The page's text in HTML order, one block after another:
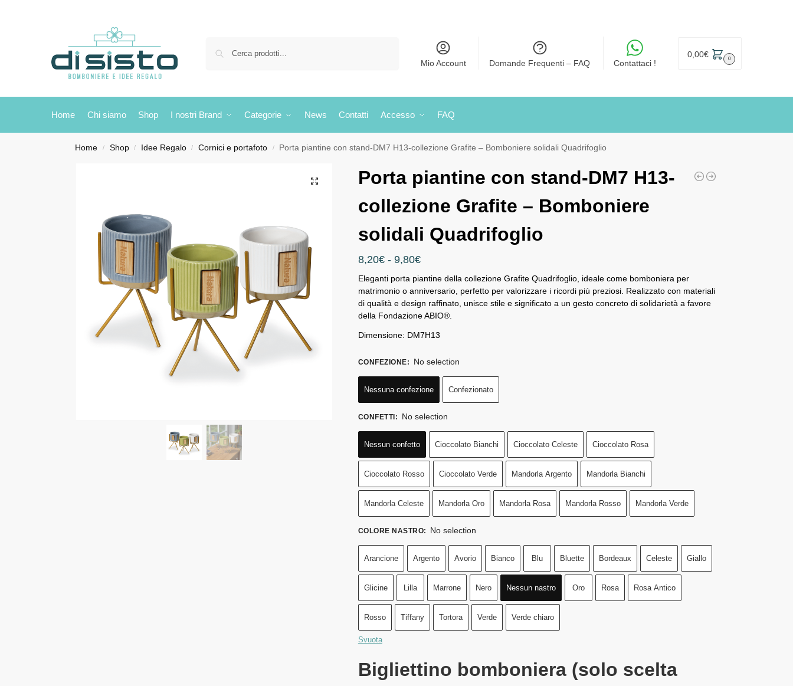
Mio Account Domande Frequenti – FAQ Contattaci !
0,00€ 0
Home Chi siamo Shop I nostri Brand Categorie News Contatti Accesso FAQ
Home / Shop / Idee Regalo / Cornici e portafoto / Porta piantine con stand-DM7 H13-collezione Grafite – Bomboniere solidali Quadrifoglio
Porta piantine con stand-DM7 H13-
collezione Grafite – Bomboniere
solidali Quadrifoglio
8,20€ - 9,80€
Eleganti porta piantine della collezione Grafite Quadrifoglio, ideale come bomboniera per
matrimonio o anniversario, perfetto per valorizzare i ricordi più preziosi. Realizzato con materiali
di qualità e design raffinato, unisce stile e significato a un gesto concreto di solidarietà a favore
della Fondazione ABIO®.
Dimensione: DM7H13
CONFEZIONE: No selection
Nessuna confezione Confezionato
CONFETTI: No selection
Nessun confetto Cioccolato Bianchi Cioccolato Celeste Cioccolato Rosa
Cioccolato Rosso Cioccolato Verde Mandorla Argento Mandorla Bianchi
Mandorla Celeste Mandorla Oro Mandorla Rosa Mandorla Rosso Mandorla Verde
COLORE NASTRO: No selection
Arancione Argento Avorio Bianco Blu Bluette Bordeaux Celeste Giallo
Glicine Lilla Marrone Nero Nessun nastro Oro Rosa Rosa Antico
Rosso Tiffany Tortora Verde Verde chiaro
Svuota
Bigliettino bomboniera (solo scelta